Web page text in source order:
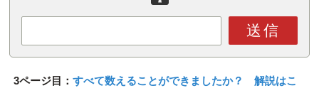
送信
3ページ目： すべて数えることができましたか？ 解説はこ